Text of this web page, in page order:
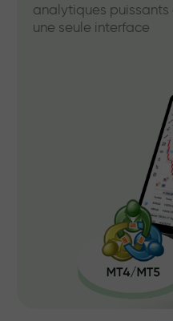
analytiques
une seule interface